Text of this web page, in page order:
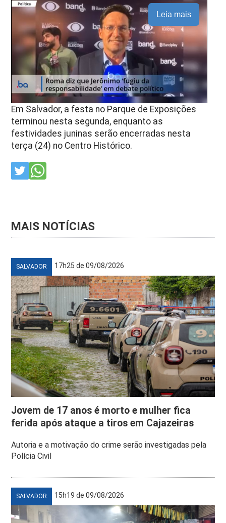
Leia mais
Em Salvador, a festa no Parque de Exposições
terminou nesta segunda, enquanto as
festividades juninas serão encerradas nesta
terça (24) no Centro Histórico.
MAIS NOTÍCIAS
SALVADOR 17h25 de 09/08/2026
Jovem de 17 anos é morto e mulher fica
ferida após ataque a tiros em Cajazeiras
Autoria e a motivação do crime serão investigadas pela
Polícia Civil
SALVADOR 15h19 de 09/08/2026